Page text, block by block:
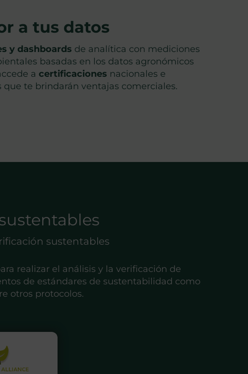
a tus datos
y dashboards de analítica con mediciones
basadas en los datos agronómicos
a certificaciones nacionales e
que te brindarán ventajas comerciales.
sustentables
realizar el análisis y la verificación de
de estándares de sustentabilidad como
otros protocolos.